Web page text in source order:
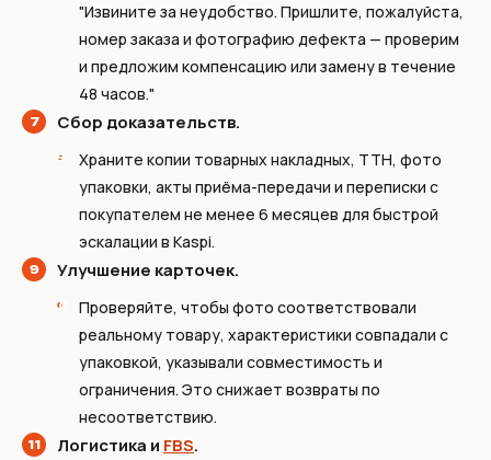
"Извините за неудобство. Пришлите, пожалуйста,
номер заказа и фотографию дефекта — проверим
и предложим компенсацию или замену в течение
48 часов."
Сбор доказательств.
Храните копии товарных накладных, ТТН, фото
упаковки, акты приёма-передачи и переписки с
покупателем не менее 6 месяцев для быстрой
эскалации в Kaspi.
Улучшение карточек.
Проверяйте, чтобы фото соответствовали
реальному товару, характеристики совпадали с
упаковкой, указывали совместимость и
ограничения. Это снижает возвраты по
несоответствию.
Логистика и FBS.